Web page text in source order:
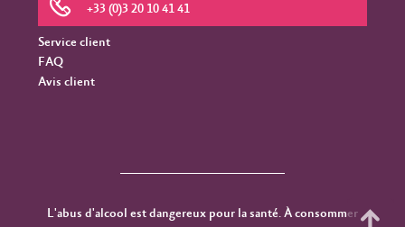
+33 (0)3 20 10 41 41
Service client
FAQ
Avis client
L'abus d'alcool est dangereux pour la santé. À consommer